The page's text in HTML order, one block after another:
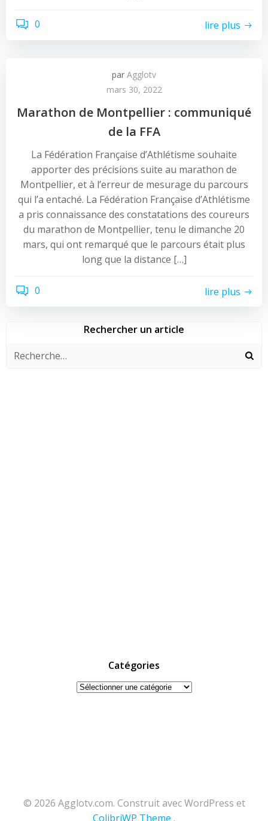
0 lire plus
par Agglotv
mars 30, 2022
Marathon de Montpellier : communiqué
de la FFA
La Fédération Française d’Athlétisme souhaite
apporter des précisions suite au marathon de
Montpellier, et à l’erreur de mesurage du parcours
qui l’a entaché. La Fédération Française d’Athlétisme
a pris connaissance des constatations des coureurs
du marathon de Montpellier, tenu le dimanche 20
mars, qui ont remarqué que le parcours était plus
long que la distance […]
0 lire plus
Rechercher un article
Catégories
Catégories
© 2026 Agglotv.com. Construit avec WordPress et
ColibriWP Theme .